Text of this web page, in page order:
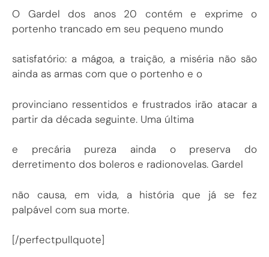
O Gardel dos anos 20 contém e exprime o
portenho trancado em seu pequeno mundo
satisfatório: a mágoa, a traição, a miséria não são
ainda as armas com que o portenho e o
provinciano ressentidos e frustrados irão atacar a
partir da década seguinte. Uma última
e precária pureza ainda o preserva do
derretimento dos boleros e radionovelas. Gardel
não causa, em vida, a história que já se fez
palpável com sua morte.
[/perfectpullquote]